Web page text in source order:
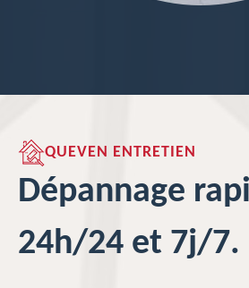
QUEVEN ENTRETIEN
Dépannage
24h/24 et 7j/7.